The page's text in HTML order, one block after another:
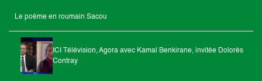
Le poème en roumain Sacou
ICI Télévision, Agora avec Kamal Benkirane, invitée Dolorès
Contray